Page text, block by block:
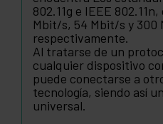
802.11g e IEEE
Mbit/s, 54 Mbit/s y 300
respectivamente.
Al tratarse de un
cualquier dispositivo
puede conectarse a
tecnología, siendo así
universal.